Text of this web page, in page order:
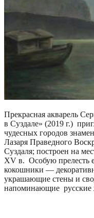
Прекрасная акварель
в Суздале» (2019 г.)
чудесных городов
Лазаря Праведного
Суздаля; построен на
XV в. Особую прелесть
кокошники —
украшающие стены и
напоминающие русские